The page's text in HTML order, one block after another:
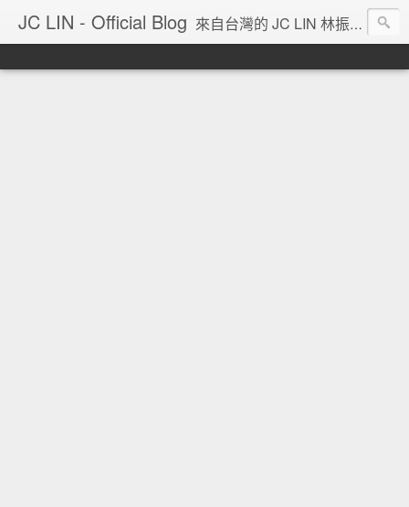
JC LIN - Official Blog 來自台灣的 JC LIN 林振宇 的部落格